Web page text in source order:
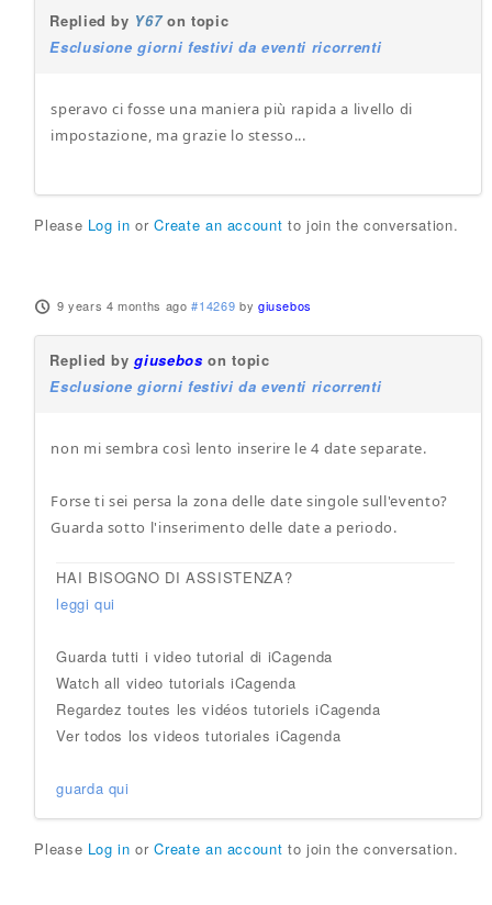
Replied by Y67on topic
Esclusione giorni festivi da eventi ricorrenti
speravo ci fosse una maniera più rapida a livello di
impostazione, ma grazie lo stesso...
Please Log in orCreate an account to join the conversation.
9 years 4 months ago #14269 by giusebos
Replied bygiusebos on topic
Esclusione giorni festivi da eventi ricorrenti
non mi sembra così lento inserire le 4 date separate.
Forse ti sei persa la zona delle date singole sull'evento?
Guarda sotto l'inserimento delle date a periodo.
HAI BISOGNO DI ASSISTENZA?
leggi qui
Guarda tutti i video tutorial di iCagenda
Watch all video tutorials iCagenda
Regardez toutes les vidéos tutoriels iCagenda
Ver todos los videos tutoriales iCagenda
guarda qui
Please Log in orCreate an account to join the conversation.